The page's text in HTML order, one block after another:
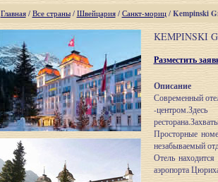
Главная/ Все страны/ Швейцария/ Санкт-мориц/ Kempinski
KEMPINSKI
Разместить
Описание
Современный
-
Просторные
незабываемый
Отель
аэропорта